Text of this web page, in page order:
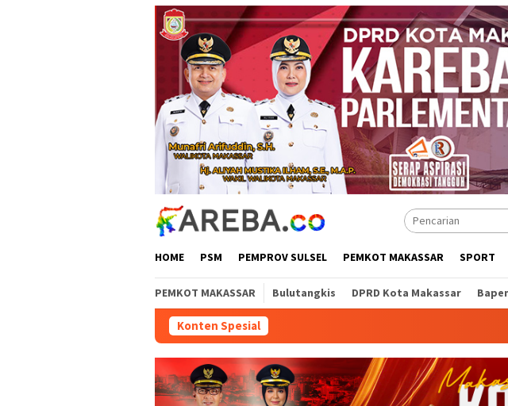
HOME PSM PEMPROV SULSEL PEMKOT MAKASSAR SPORT
PEMKOT MAKASSAR Bulutangkis DPRD Kota Makassar
Konten Spesial